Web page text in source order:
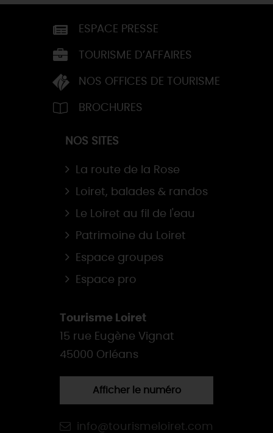
ESPACE PRESSE
TOURISME D’AFFAIRES
NOS OFFICES DE TOURISME
BROCHURES
NOS SITES
La route de la Rose
Loiret, balades & randos
Le Loiret au fil de l'eau
Patrimoine du Loiret
Espace groupes
Espace pro
Tourisme Loiret
15 rue Eugène Vignat
45000 Orléans
Afficher le numéro
info@tourismeloiret.com